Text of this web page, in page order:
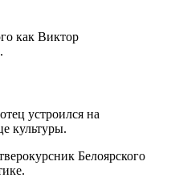
как Виктор
устроился на
культуры.
Белоярского